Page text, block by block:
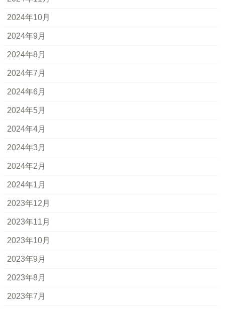
2024年10月
2024年9月
2024年8月
2024年7月
2024年6月
2024年5月
2024年4月
2024年3月
2024年2月
2024年1月
2023年12月
2023年11月
2023年10月
2023年9月
2023年8月
2023年7月